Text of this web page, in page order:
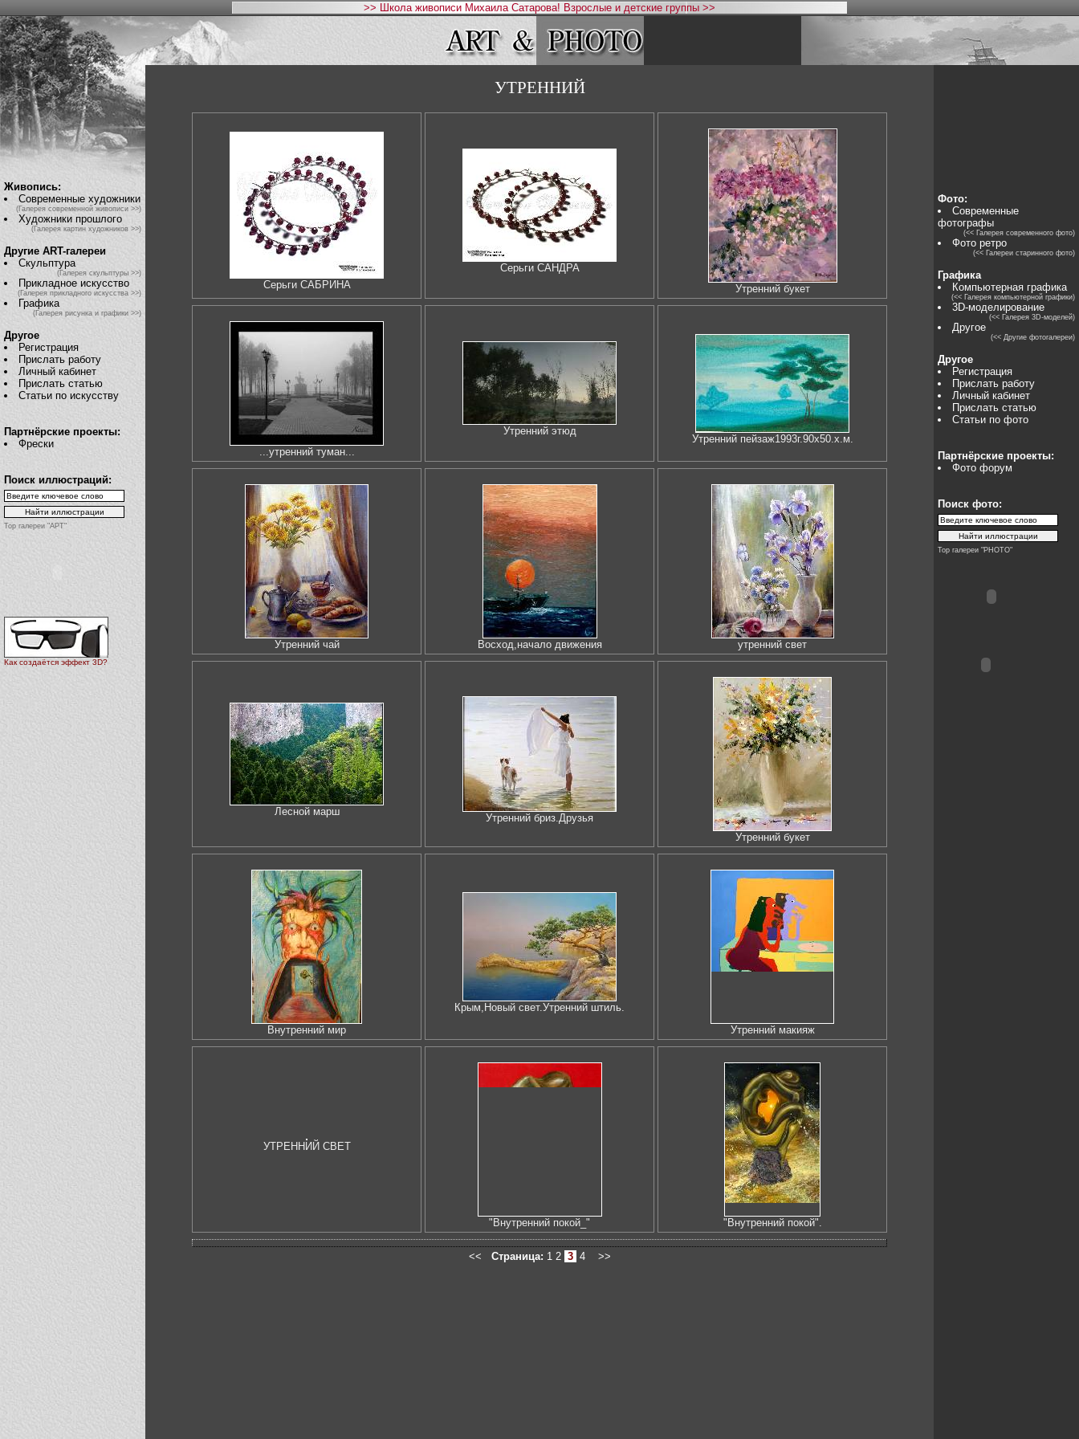
>> Школа живописи Михаила Сатарова! Взрослые и детские группы >>
Живопись:
Современные художники
(Галерея современной живописи >>)
Художники прошлого
(Галерея картин художников >>)
Другие ART-галереи
Скульптура
(Галерея скульптуры >>)
Прикладное искусство
(Галерея прикладного искусства >>)
Графика
(Галерея рисунка и графики >>)
Другое
Регистрация
Прислать работу
Личный кабинет
Прислать статью
Статьи по искусству
Партнёрские проекты:
Фрески
Поиск иллюстраций:
Top галереи "АРТ"
Как создаётся эффект 3D?
УТРЕННИЙ
Серьги САБРИНА
Серьги САНДРА
Утренний букет
...утренний туман...
Утренний этюд
Утренний пейзаж1993г.90х50.х.м.
Утренний чай Восход,начало движения утренний свет
Лесной марш
Утренний бриз.Друзья
Утренний букет
Внутренний мир
Крым,Новый свет.Утренний штиль.
Утренний макияж
УТРЕННИЙ СВЕТ
"Внутренний покой_" "Внутренний покой".
<< Страница: 1 2 3 4 >>
Фото:
Современные
фотографы
(<< Галерея современного фото)
Фото ретро
(<< Галереи старинного фото)
Графика
Компьютерная графика
(<< Галерея компьютерной графики)
3D-моделирование
(<< Галерея 3D-моделей)
Другое
(<< Другие фотогалереи)
Другое
Регистрация
Прислать работу
Личный кабинет
Прислать статью
Статьи по фото
Партнёрские проекты:
Фото форум
Поиск фото:
Top галереи "PHOTO"